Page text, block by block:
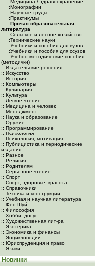
:Медицина / здравоохранение
:Монографии
:Научные труды
:Практикумы
:Прочая образовательная
литература
:Сельское и лесное хозяйство
:Технические науки
:Учебники и пособия для вузов
:Учебники и пособия для ссузов
:Учебно-методические пособия
(методички)
:: Издательские решения
:: Искусство
:: История
:: Компьютеры
:: Кулинария
:: Культура
:: Легкое чтение
:: Медицина и человек
:: Менеджмент
:: Наука и образование
:: Оружие
:: Программирование
:: Психология
:: Психология, мотивация
:: Публицистика и периодические
издания
:: Разное
:: Религия
:: Родителям
:: Серьезное чтение
:: Спорт
:: Спорт, здоровье, красота
:: Справочники
:: Техника и конструкции
:: Учебная и научная литература
:: Фен-Шуй
:: Философия
:: Хобби, досуг
:: Художественная лит-ра
:: Эзотерика
:: Экономика и финансы
:: Энциклопедии
:: Юриспруденция и право
:: Языки
Новинки